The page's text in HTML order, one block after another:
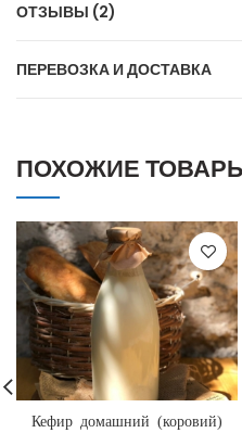
ОТЗЫВЫ (2)
ПЕРЕВОЗКА И ДОСТАВКА
ПОХОЖИЕ
Кефир домашний (коровий)